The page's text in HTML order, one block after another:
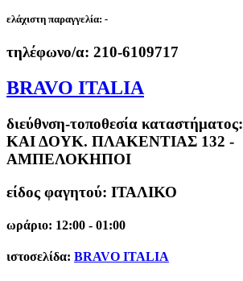
ελάχιστη παραγγελία: -
τηλέφωνο/α: 210-6109717
BRAVO ITALIA
διεύθνση-τοποθεσία καταστήματος:
ΚΑΙ ΔΟΥΚ. ΠΛΑΚΕΝΤΙΑΣ 132 -
ΑΜΠΕΛΟΚΗΠΟΙ
είδος φαγητού: ΙΤΑΛΙΚΟ
ωράριο: 12:00 - 01:00
ιστοσελίδα: BRAVO ITALIA